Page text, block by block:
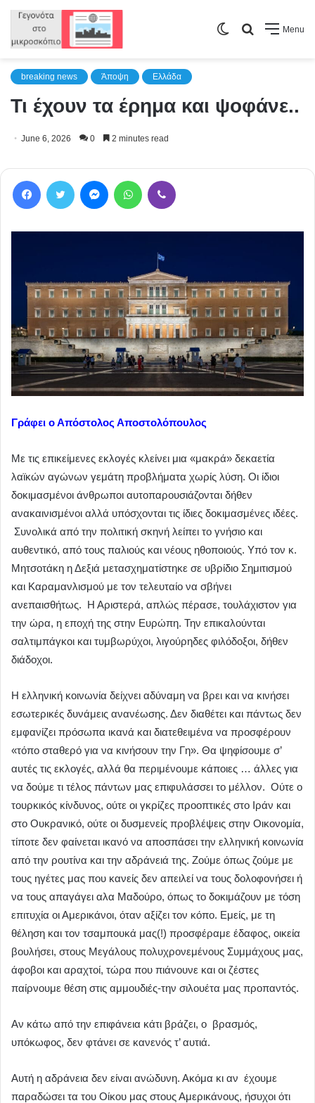
Menu
Search
Switch
breaking news Άποψη Ελλάδα
Τι έχουν τα έρημα και ψοφάνε..
June 6, 2026 0 2 minutes read
Γράφει ο Απόστολος Αποστολόπουλος
Με τις επικείμενες εκλογές κλείνει μια «μακρά» δεκαετία
λαϊκών αγώνων γεμάτη προβλήματα χωρίς λύση. Οι ίδιοι
δοκιμασμένοι άνθρωποι αυτοπαρουσιάζονται δήθεν
ανακαινισμένοι αλλά υπόσχονται τις ίδιες δοκιμασμένες ιδέες.
Συνολικά από την πολιτική σκηνή λείπει το γνήσιο και
αυθεντικό, από τους παλιούς και νέους ηθοποιούς. Υπό τον κ.
Μητσοτάκη η Δεξιά μετασχηματίστηκε σε υβρίδιο Σημιτισμού
και Καραμανλισμού με τον τελευταίο να σβήνει
ανεπαισθήτως. Η Αριστερά, απλώς πέρασε, τουλάχιστον για
την ώρα, η εποχή της στην Ευρώπη. Την επικαλούνται
σαλτιμπάγκοι και τυμβωρύχοι, λιγούρηδες φιλόδοξοι, δήθεν
διάδοχοι.
Η ελληνική κοινωνία δείχνει αδύναμη να βρει και να κινήσει
εσωτερικές δυνάμεις ανανέωσης. Δεν διαθέτει και πάντως δεν
εμφανίζει πρόσωπα ικανά και διατεθειμένα να προσφέρουν
«τόπο σταθερό για να κινήσουν την Γη». Θα ψηφίσουμε σ’
αυτές τις εκλογές, αλλά θα περιμένουμε κάποιες … άλλες για
να δούμε τι τέλος πάντων μας επιφυλάσσει το μέλλον. Ούτε ο
τουρκικός κίνδυνος, ούτε οι γκρίζες προοπτικές στο Ιράν και
στο Ουκρανικό, ούτε οι δυσμενείς προβλέψεις στην Οικονομία,
τίποτε δεν φαίνεται ικανό να αποσπάσει την ελληνική κοινωνία
από την ρουτίνα και την αδράνειά της. Ζούμε όπως ζούμε με
τους ηγέτες μας που κανείς δεν απειλεί να τους δολοφονήσει ή
να τους απαγάγει αλα Μαδούρο, όπως το δοκιμάζουν με τόση
επιτυχία οι Αμερικάνοι, όταν αξίζει τον κόπο. Εμείς, με τη
θέληση και τον τσαμπουκά μας(!) προσφέραμε έδαφος, οικεία
βουλήσει, στους Μεγάλους πολυχρονεμένους Συμμάχους μας,
άφοβοι και αραχτοί, τώρα που πιάνουνε και οι ζέστες
παίρνουμε θέση στις αμμουδιές-την σιλουέτα μας προπαντός.
Αν κάτω από την επιφάνεια κάτι βράζει, ο βρασμός,
υπόκωφος, δεν φτάνει σε κανενός τ’ αυτιά.
Αυτή η αδράνεια δεν είναι ανώδυνη. Ακόμα κι αν έχουμε
παραδώσει τα του Οίκου μας στους Αμερικάνους, ήσυχοι ότι